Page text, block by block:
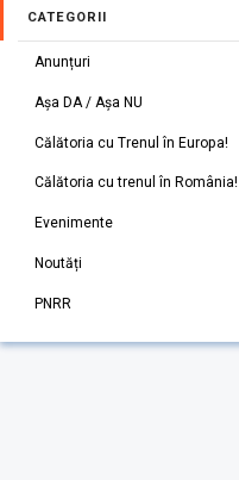
CATEGORII
Anunțuri
Așa DA / Așa NU
Călătoria cu Trenul în Europa!
Călătoria cu trenul în România!
Evenimente
Noutăți
PNRR